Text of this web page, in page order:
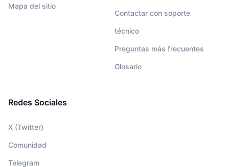
Mapa del sitio
Contactar con soporte
técnico
Preguntas más frecuentes
Glosario
Redes Sociales
X (Twitter)
Comunidad
Telegram